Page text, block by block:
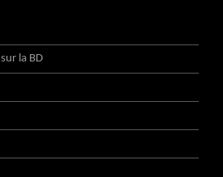
la BD